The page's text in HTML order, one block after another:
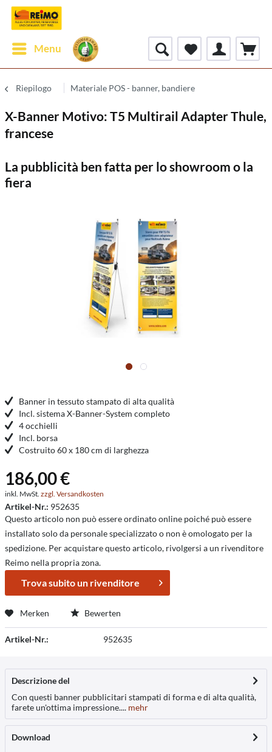
Menu
Riepilogo Materiale POS - banner, bandiere
X-Banner Motivo: T5 Multirail Adapter Thule,
francese
La pubblicità ben fatta per lo showroom o la
fiera
Banner in tessuto stampato di alta qualità
Incl. sistema X-Banner-System completo
4 occhielli
Incl. borsa
Costruito 60 x 180 cm di larghezza
186,00 €
inkl. MwSt. zzgl. Versandkosten
Artikel-Nr.: 952635
Questo articolo non può essere ordinato online poiché può essere
installato solo da personale specializzato o non è omologato per la
spedizione. Per acquistare questo articolo, rivolgersi a un rivenditore
Reimo nella propria zona.
Trova subito un rivenditore
Merken Bewerten
Artikel-Nr.: 952635
Descrizione del
Con questi banner pubblicitari stampati di forma e di alta qualità,
farete un'ottima impressione.... mehr
Download